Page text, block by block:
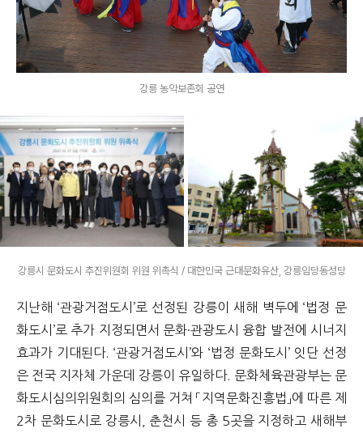
강릉 농악보존회 공연
강릉시 문화도시 추진위원회 위원 위촉식 / 대한민국 근대문화유산, 강릉임당동성당
지난해 ‘관광거점도시’로 선정된 강릉이 새해 벽두에 ‘법정 문
화도시’로 추가 지정되면서 문화·관광도시 융합 발전에 시너지
효과가 기대된다. ‘관광거점도시’와 ‘법정 문화도시’ 잇단 선정
은 전국 지자체 가운데 강릉이 유일하다. 문화체육관광부는 문
화도시심의위원회의 심의를 거쳐 「지역문화진흥법」에 따른 제
2차 문화도시로 강릉시, 춘천시 등 총 5곳을 지정하고 새해부